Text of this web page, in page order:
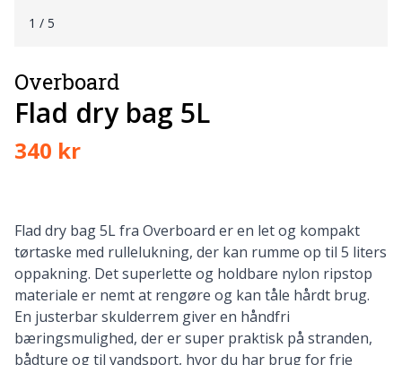
1 / 5
Overboard
Flad dry bag 5L
340 kr
Flad dry bag 5L fra Overboard er en let og kompakt
tørtaske med rullelukning, der kan rumme op til 5 liters
oppakning. Det superlette og holdbare nylon ripstop
materiale er nemt at rengøre og kan tåle hårdt brug.
En justerbar skulderrem giver en håndfri
bæringsmulighed, der er super praktisk på stranden,
bådture og til vandsport, hvor du har brug for frie